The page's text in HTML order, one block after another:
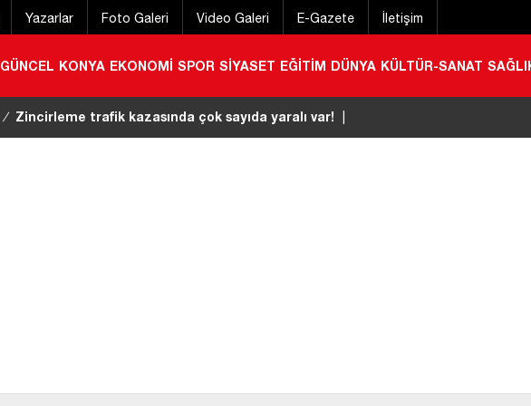
Yazarlar Foto Galeri Video Galeri E-Gazete İletişim
GÜNCEL KONYA EKONOMİ SPOR SİYASET EĞİTİM DÜNYA KÜLTÜR-SANAT
/ Zincirleme trafik kazasında çok sayıda yaralı var!